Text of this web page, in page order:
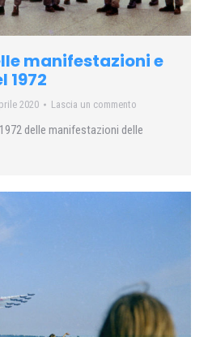
manifestazioni e
1972
2020 Lascia un commento
delle manifestazioni delle